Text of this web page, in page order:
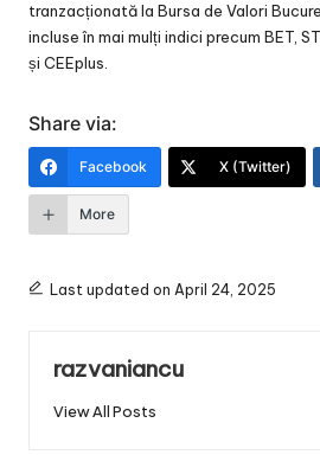
tranzacționată la Bursa de Valori
incluse în mai mulți indici precum BET,
și CEEplus.
Share via:
Facebook X (Twitter)
More
Last updated on April 24, 2025
razvaniancu
View All Posts